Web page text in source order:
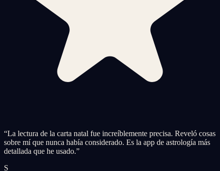
“La lectura de la carta natal fue increíblemente precisa. Reveló cosas
sobre mí que nunca había considerado. Es la app de astrología más
detallada que he usado.”
S